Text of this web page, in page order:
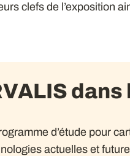
clefs de l’exposition
d’étude pour
actuelles et